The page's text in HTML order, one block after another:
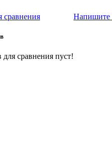
сравнения
сравнения пуст!
Напишите